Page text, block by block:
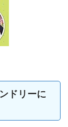
ドリーに